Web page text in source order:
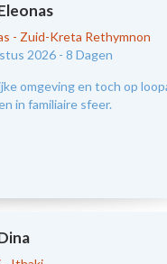
- Zuid-Kreta Rethymnon
2026 -8 Dagen
omgeving en toch op
in familiaire sfeer.